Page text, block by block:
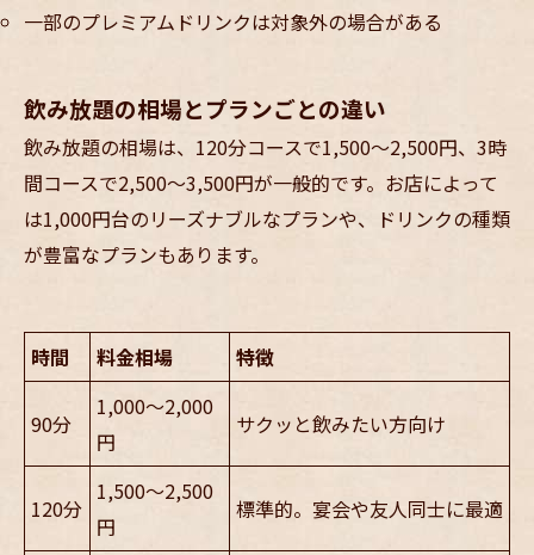
一部のプレミアムドリンクは対象外の場合がある
飲み放題の相場とプランごとの違い
飲み放題の相場は、120分コースで1,500～2,500円、3時
間コースで2,500～3,500円が一般的です。お店によって
は1,000円台のリーズナブルなプランや、ドリンクの種類
が豊富なプランもあります。
時間 料金相場 特徴
90分
1,000～2,000
円
サクッと飲みたい方向け
120分
1,500～2,500
円
標準的。宴会や友人同士に最適